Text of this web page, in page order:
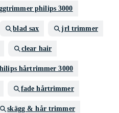
philips 3000
blad sax jrl trimmer
clear hair
hårtrimmer 3000
fade hårtrimmer
skägg & hår trimmer